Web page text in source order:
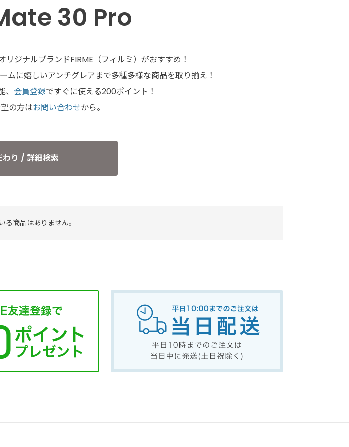
30 Pro
ジナルブランドFIRME（フィルミ）がおすすめ！
に嬉しいアンチグレアまで多種多様な商品を取り揃え！
会員登録ですぐに使える200ポイント！
の方はお問い合わせから。
わり / 詳細検索
る商品はありません。